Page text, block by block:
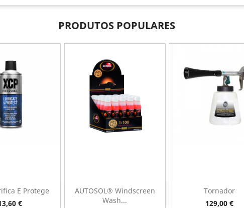
PRODUTOS POPULARES
E Protege
€
rápida
AUTOSOL® Windscreen
Wash...
Vista rápida
Tornador
Preço
129,00 €
Vista rápida